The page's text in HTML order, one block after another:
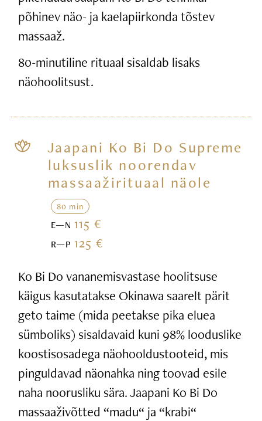
põhinev näo- ja kaelapiirkonda tõstev
massaaž.
80-minutiline rituaal sisaldab lisaks
näohoolitsust.
Jaapani Ko Bi Do Supreme
luksuslik noorendav
massaažirituaal näole
80 min
E—N115 €
R—P125 €
Ko Bi Do vananemisvastase hoolitsuse
käigus kasutatakse Okinawa saarelt pärit
geto taime (mida peetakse pika eluea
sümboliks) sisaldavaid kuni 98% looduslike
koostisosadega näohooldustooteid, mis
pinguldavad näonahka ning toovad esile
naha noorusliku sära. Jaapani Ko Bi Do
massaaživõtted “madu“ ja “krabi“